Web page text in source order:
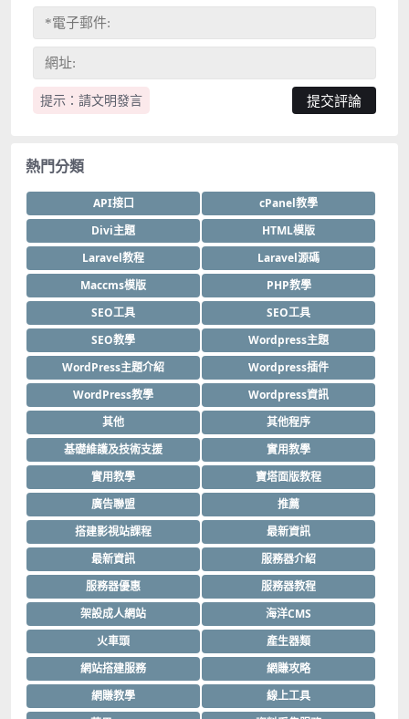
提示：請文明發言
熱門分類
API接口
cPanel教學
Divi主題
HTML模版
Laravel教程
Laravel源碼
Maccms模版
PHP教學
SEO工具
SEO工具
SEO教學
Wordpress主題
WordPress主題介紹
Wordpress插件
WordPress教學
Wordpress資訊
其他
其他程序
基礎維護及技術支援
實用教學
實用教學
寶塔面版教程
廣告聯盟
推薦
搭建影視站課程
最新資訊
最新資訊
服務器介紹
服務器優惠
服務器教程
架設成人網站
海洋CMS
火車頭
產生器類
網站搭建服務
網賺攻略
網賺教學
線上工具